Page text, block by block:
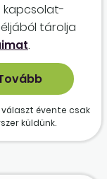
kapcso­lat­
tárolja
.
évente csak
küldünk.